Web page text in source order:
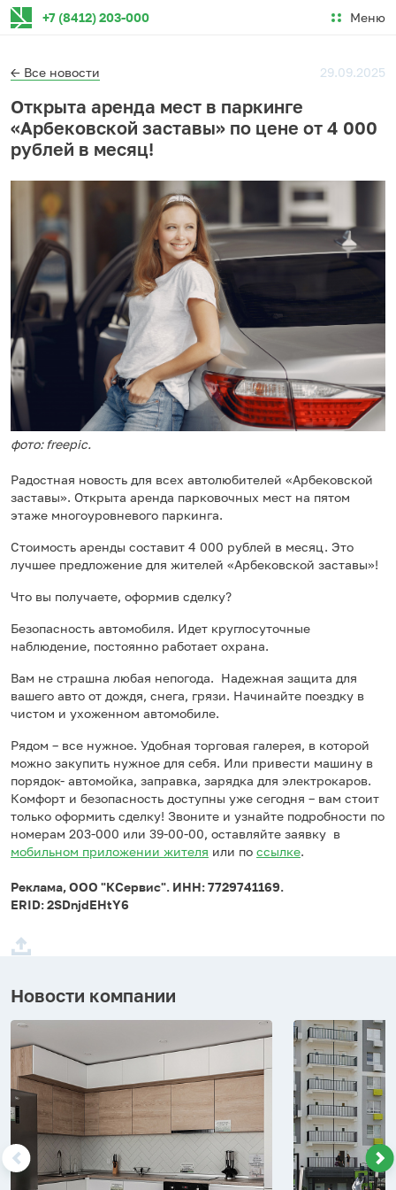
+7 (8412) 203-000 Меню
← Все новости 29.09.2025
Открыта аренда мест в паркинге
«Арбековской заставы» по цене от 4 000
рублей в месяц!
фото: freepic.
Радостная новость для всех автолюбителей «Арбековской
заставы». Открыта аренда парковочных мест на пятом
этаже многоуровневого паркинга.
Стоимость аренды составит 4 000 рублей в месяц. Это
лучшее предложение для жителей «Арбековской заставы»!
Что вы получаете, оформив сделку?
Безопасность автомобиля. Идет круглосуточные
наблюдение, постоянно работает охрана.
Вам не страшна любая непогода. Надежная защита для
вашего авто от дождя, снега, грязи. Начинайте поездку в
чистом и ухоженном автомобиле.
Рядом – все нужное. Удобная торговая галерея, в которой
можно закупить нужное для себя. Или привести машину в
порядок- автомойка, заправка, зарядка для электрокаров.
Комфорт и безопасность доступны уже сегодня – вам стоит
только оформить сделку! Звоните и узнайте подробности по
номерам 203-000 или 39-00-00, оставляйте заявку в
мобильном приложении жителя или по ссылке.
Реклама, ООО "КСервис". ИНН: 7729741169.
ERID: 2SDnjdEHtY6
Новости компании